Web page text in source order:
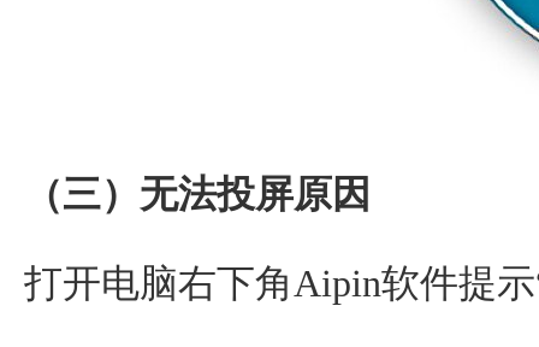
（三）无法投屏原因
打开电脑右下角Aipin软件提